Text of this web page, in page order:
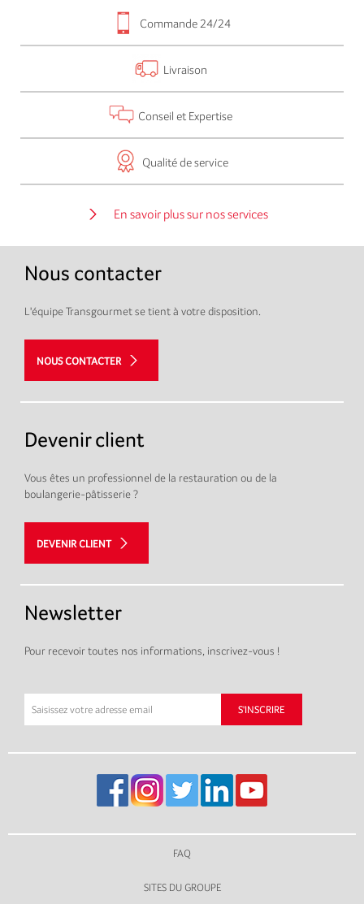
Commande 24/24
Livraison
Conseil et Expertise
Qualité de service
En savoir plus sur nos services
Nous contacter
L'équipe Transgourmet se tient à votre disposition.
NOUS CONTACTER
Devenir client
Vous êtes un professionnel de la restauration ou de la
boulangerie-pâtisserie ?
DEVENIR CLIENT
Newsletter
Pour recevoir toutes nos informations, inscrivez-vous !
FAQ
SITES DU GROUPE